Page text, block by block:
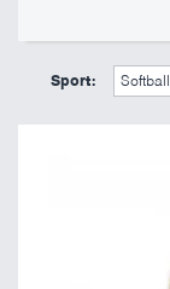
12 Kč
Sport: Softball